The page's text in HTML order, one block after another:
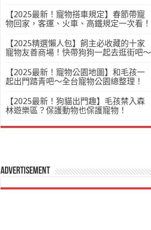
【2025最新！寵物搭車規定】春節帶寵
物回家，客運、火車、高鐵規定一次看！
【2025精選懶人包】飼主必收藏的十家
寵物友善商場！快帶狗狗一起去逛街吧～
【2025最新！寵物公園地圖】和毛孩一
起出門踏青吧～全台寵物公園總整理！
【2025最新！狗貓出門趣】毛孩禁入森
林遊樂區？保護動物也保護寵物！
Advertisement